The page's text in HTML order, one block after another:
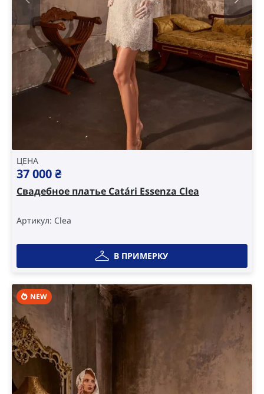
ЦЕНА
37 000₴
Свадебное платье Catári Essenza Clea
Артикул: Clea
В ПРИМЕРКУ
NEW